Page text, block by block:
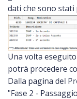
dati che sono stati
Una volta
potrà procedere
Dalla pagina del
"Fase 2 -